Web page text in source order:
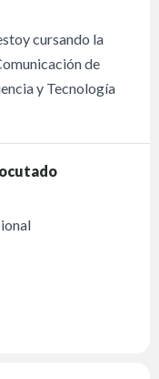
cursando la
de
y Tecnología